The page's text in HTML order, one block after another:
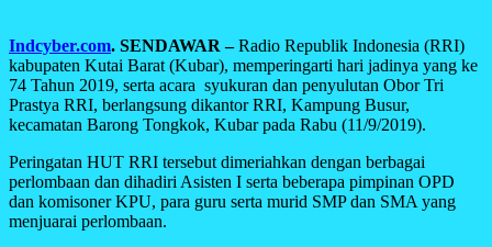
Indcyber.com. SENDAWAR –Radio Republik Indonesia (RRI)
kabupaten Kutai Barat (Kubar), memperingarti hari jadinya yang ke
74 Tahun 2019, serta acara syukuran dan penyulutan Obor Tri
Prastya RRI, berlangsung dikantor RRI, Kampung Busur,
kecamatan Barong Tongkok, Kubar pada Rabu (11/9/2019).
Peringatan HUT RRI tersebut dimeriahkan dengan berbagai
perlombaan dan dihadiri Asisten I serta beberapa pimpinan OPD
dan komisoner KPU, para guru serta murid SMP dan SMA yang
menjuarai perlombaan.